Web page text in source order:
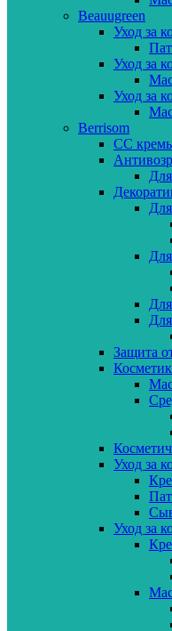
Beauugreen
Уход за
Уход за
Уход за
Berrisom
CC
Защита
Уход за
Уход за